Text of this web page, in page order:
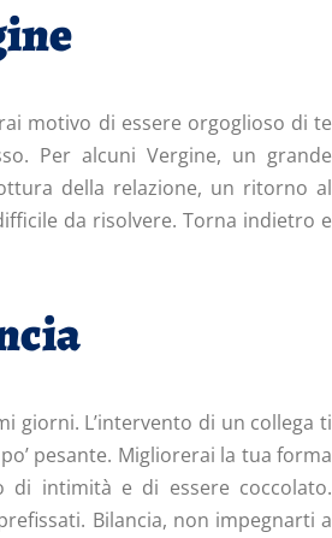
motivo di essere orgoglioso di te
Per alcuni Vergine, un grande
della relazione, un ritorno al
da risolvere. Torna indietro e
giorni. L’intervento di un collega ti
pesante. Migliorerai la tua forma
di intimità e di essere coccolato.
Bilancia, non impegnarti a